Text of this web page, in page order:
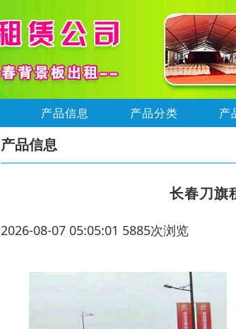
产品信息 产品分类 产
产品信息
长春刀旗
2026-08-07 05:05:01 5885次浏览